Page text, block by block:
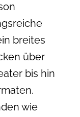
breites
über
bis hin
wie